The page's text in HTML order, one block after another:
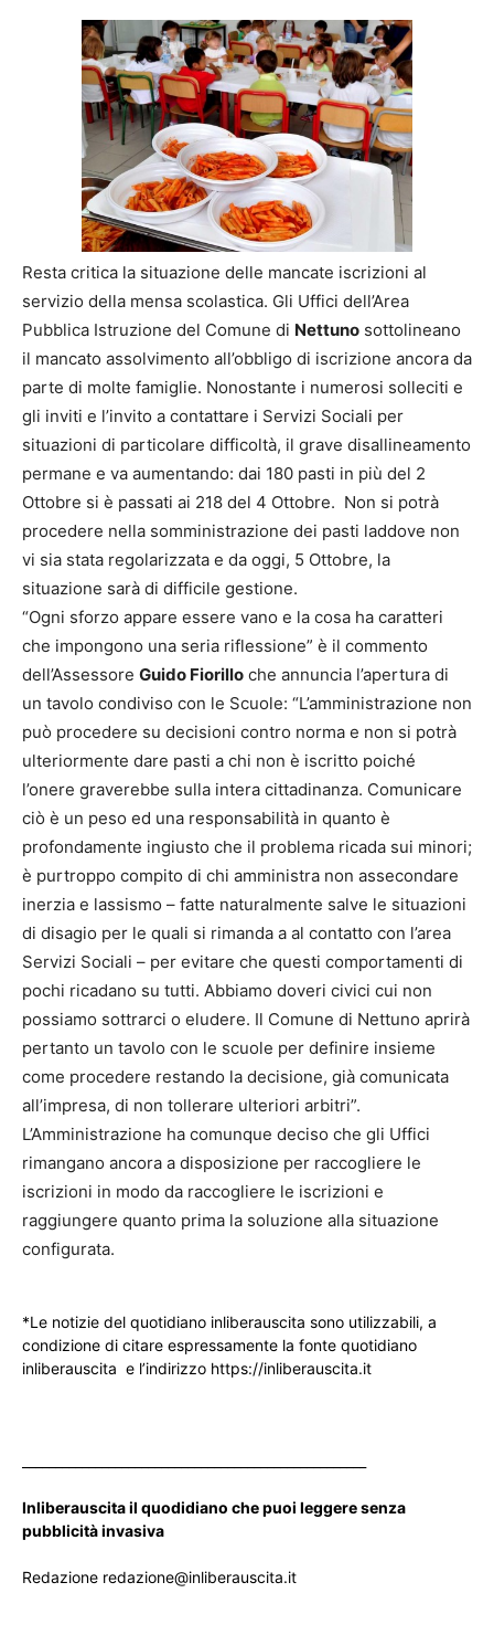
Resta critica la situazione delle mancate iscrizioni al
servizio della mensa scolastica. Gli Uffici dell’Area
Pubblica Istruzione del Comune di Nettuno sottolineano
il mancato assolvimento all’obbligo di iscrizione ancora da
parte di molte famiglie. Nonostante i numerosi solleciti e
gli inviti e l’invito a contattare i Servizi Sociali per
situazioni di particolare difficoltà, il grave disallineamento
permane e va aumentando: dai 180 pasti in più del 2
Ottobre si è passati ai 218 del 4 Ottobre. Non si potrà
procedere nella somministrazione dei pasti laddove non
vi sia stata regolarizzata e da oggi, 5 Ottobre, la
situazione sarà di difficile gestione.
“Ogni sforzo appare essere vano e la cosa ha caratteri
che impongono una seria riflessione” è il commento
dell’Assessore Guido Fiorillo che annuncia l’apertura di
un tavolo condiviso con le Scuole: “L’amministrazione non
può procedere su decisioni contro norma e non si potrà
ulteriormente dare pasti a chi non è iscritto poiché
l’onere graverebbe sulla intera cittadinanza. Comunicare
ciò è un peso ed una responsabilità in quanto è
profondamente ingiusto che il problema ricada sui minori;
è purtroppo compito di chi amministra non assecondare
inerzia e lassismo – fatte naturalmente salve le situazioni
di disagio per le quali si rimanda a al contatto con l’area
Servizi Sociali – per evitare che questi comportamenti di
pochi ricadano su tutti. Abbiamo doveri civici cui non
possiamo sottrarci o eludere. Il Comune di Nettuno aprirà
pertanto un tavolo con le scuole per definire insieme
come procedere restando la decisione, già comunicata
all’impresa, di non tollerare ulteriori arbitri”.
L’Amministrazione ha comunque deciso che gli Uffici
rimangano ancora a disposizione per raccogliere le
iscrizioni in modo da raccogliere le iscrizioni e
raggiungere quanto prima la soluzione alla situazione
configurata.
*Le notizie del quotidiano inliberauscita sono utilizzabili, a
condizione di citare espressamente la fonte quotidiano
inliberauscita e l’indirizzo https://inliberauscita.it
Inliberauscita il quodidiano che puoi leggere senza
pubblicità invasiva
Redazione redazione@inliberauscita.it